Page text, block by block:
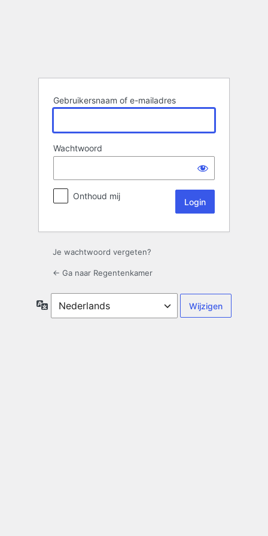
Gebruikersnaam of e-mailadres
Wachtwoord
Onthoud mij
Je wachtwoord vergeten?
← Ga naar Regentenkamer
Taal